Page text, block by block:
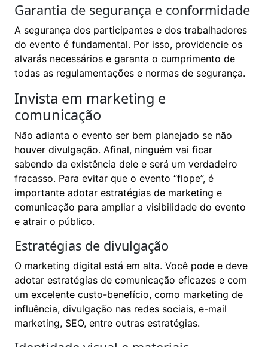
Garantia de segurança e conformidade
A segurança dos participantes e dos trabalhadores
do evento é fundamental. Por isso, providencie os
alvarás necessários e garanta o cumprimento de
todas as regulamentações e normas de segurança.
Invista em marketing e
comunicação
Não adianta o evento ser bem planejado se não
houver divulgação. Afinal, ninguém vai ficar
sabendo da existência dele e será um verdadeiro
fracasso. Para evitar que o evento “flope”, é
importante adotar estratégias de marketing e
comunicação para ampliar a visibilidade do evento
e atrair o público.
Estratégias de divulgação
O marketing digital está em alta. Você pode e deve
adotar estratégias de comunicação eficazes e com
um excelente custo-benefício, como marketing de
influência, divulgação nas redes sociais, e-mail
marketing, SEO, entre outras estratégias.